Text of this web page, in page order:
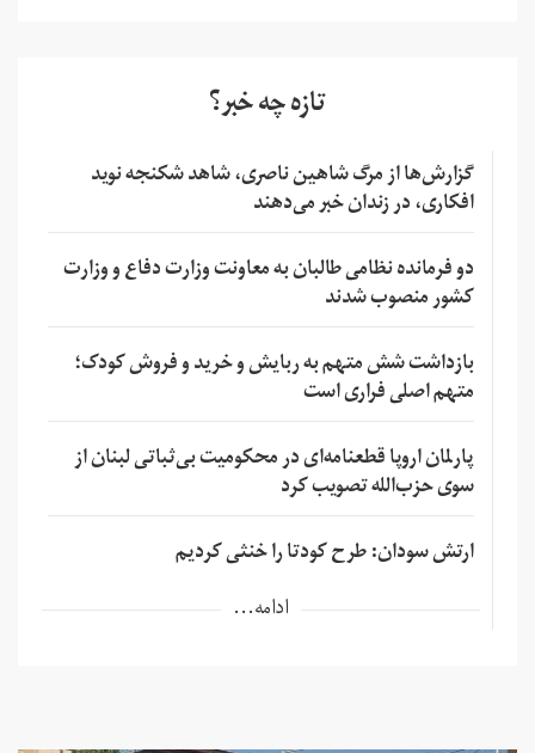
تازه چه خبر؟
گزارش‌ها از مرگ شاهین ناصری، شاهد شکنجه نوید
افکاری، در زندان خبر می‌دهند
دو فرمانده نظامی طالبان به معاونت وزارت دفاع و وزارت
کشور منصوب شدند
بازداشت شش متهم به ربایش و خرید و فروش کودک؛
متهم اصلی فراری است
پارلمان اروپا قطعنامه‌ای در محکومیت بی‌ثباتی لبنان از
سوی حزب‌الله تصویب کرد
ارتش سودان: طرح کودتا را خنثی کردیم
ادامه...